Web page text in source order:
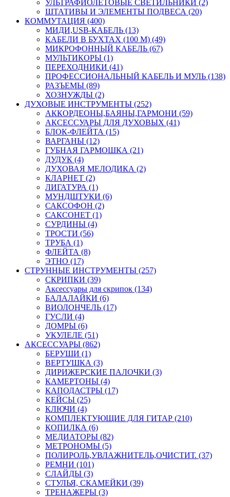
УЛЬТРАФИОЛЕТОВЫЕ СВЕТИЛЬНИКИ (2)
ШТАТИВЫ И ЭЛЕМЕНТЫ ПОДВЕСА (20)
КОММУТАЦИЯ (400)
МИДИ,USB-КАБЕЛЬ (13)
КАБЕЛИ В БУХТАХ (100 М) (49)
МИКРОФОННЫЙ КАБЕЛЬ (67)
МУЛЬТИКОРЫ (1)
ПЕРЕХОДНИКИ (41)
ПРОФЕССИОНАЛЬНЫЙ КАБЕЛЬ И МУЛЬ (138)
РАЗЪЕМЫ (89)
ХОЗНУЖДЫ (2)
ДУХОВЫЕ ИНСТРУМЕНТЫ (252)
АККОРДЕОНЫ,БАЯНЫ,ГАРМОНИ (59)
АКСЕССУАРЫ ДЛЯ ДУХОВЫХ (41)
БЛОК-ФЛЕЙТА (15)
ВАРГАНЫ (12)
ГУБНАЯ ГАРМОШКА (21)
ДУДУК (4)
ДУХОВАЯ МЕЛОДИКА (2)
КЛАРНЕТ (2)
ЛИГАТУРА (1)
МУНДШТУКИ (6)
САКСОФОН (2)
САКСОНЕТ (1)
СУРДИНЫ (4)
ТРОСТИ (56)
ТРУБА (1)
ФЛЕЙТА (8)
ЭТНО (17)
СТРУННЫЕ ИНСТРУМЕНТЫ (257)
СКРИПКИ (39)
Аксессуары для скрипок (134)
БАЛАЛАЙКИ (6)
ВИОЛОНЧЕЛЬ (17)
ГУСЛИ (4)
ДОМРЫ (6)
УКУЛЕЛЕ (51)
АКСЕССУАРЫ (862)
БЕРУШИ (1)
ВЕРТУШКА (3)
ДИРИЖЕРСКИЕ ПАЛОЧКИ (3)
КАМЕРТОНЫ (4)
КАПОДАСТРЫ (17)
КЕЙСЫ (25)
КЛЮЧИ (4)
КОМПЛЕКТУЮЩИЕ ДЛЯ ГИТАР (210)
КОПИЛКА (6)
МЕДИАТОРЫ (82)
МЕТРОНОМЫ (5)
ПОЛИРОЛЬ,УВЛАЖНИТЕЛЬ,ОЧИСТИТ. (37)
РЕМНИ (101)
СЛАЙДЫ (3)
СТУЛЬЯ, СКАМЕЙКИ (39)
ТРЕНАЖЕРЫ (3)